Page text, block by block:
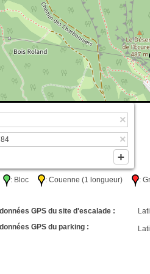
: Bloc : Couenne (1 longueur) :
GPS du site d'escalade :
GPS du parking :